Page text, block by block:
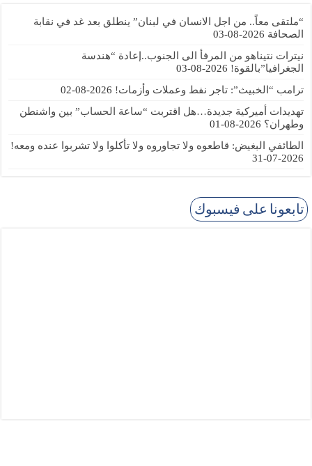
“ملتقى معاً.. من اجل الانسان في لبنان” ينطلق بعد غد في نقابة
الصحافة 2026-08-03
نيترات نتيناهو من المرفأ الى الجنوب..إعادة “هندسة
الجغرافيا”بالقوة! 2026-08-03
ترامب “الخبيث”: تاجر نفط وعملات وأزمات! 2026-08-02
تهديدات أميركية جديدة…هل اقتربت “ساعة الحساب” بين واشنطن
وطهران؟ 2026-08-01
الطائفي البغيض: قاطعوه ولا تجاوروه ولا تأكلوا ولا تشربوا عنده ومعه!
2026-07-31
تابعونا على فيسبوك